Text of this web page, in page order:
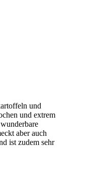
und
und extrem
aber auch
ist zudem sehr